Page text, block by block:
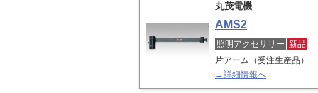
丸茂電機
AMS2
照明アクセサリー 新品
片アーム（受注生産品）
→詳細情報へ